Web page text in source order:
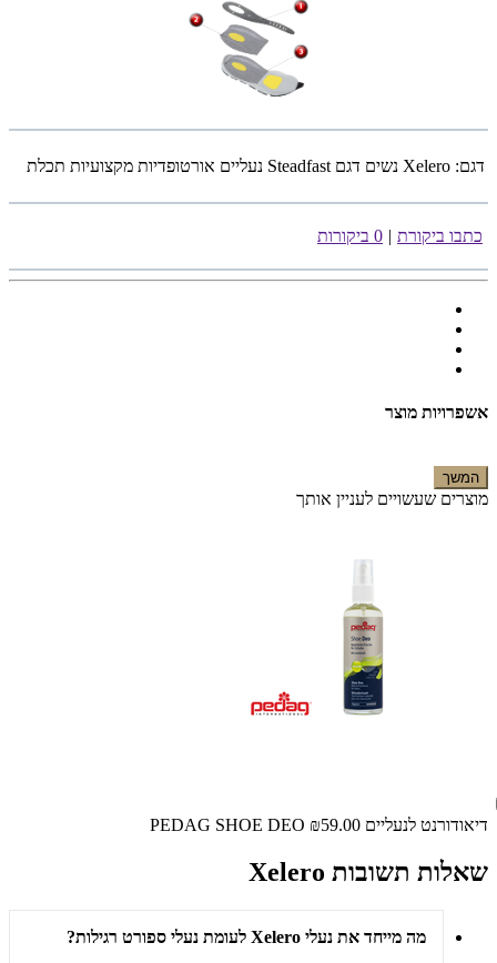
דגם: Xelero נשים דגם Steadfast נעליים אורטופדיות מקצועיות תכלת
כתבו ביקורת | 0 ביקורות
אשפרויות מוצר
המשך
מוצרים שעשויים לעניין אותך
דיאודורנט לנעליים PEDAG SHOE DEO ₪59.00
שאלות תשובות Xelero
מה מייחד את נעלי Xelero לעומת נעלי ספורט רגילות?